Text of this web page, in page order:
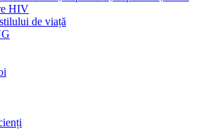
HIV
de viață